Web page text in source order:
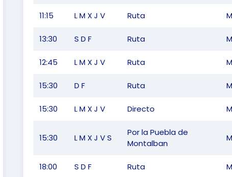
11:15 L M X J V Ruta
13:30 S D F Ruta
12:45 L M X J V Ruta
15:30 D F Ruta
15:30 L M X J V Directo
15:30 L M X J V S
Por la Puebla de
Montalban
18:00 S D F Ruta